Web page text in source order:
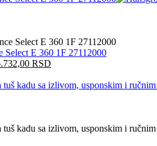
Select E 360 1F 27112000
RSD